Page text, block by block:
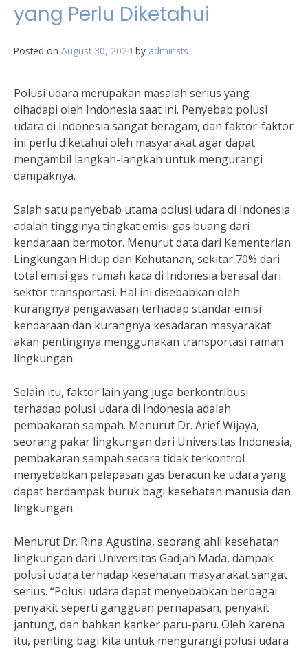
yang Perlu Diketahui
Posted on August 30, 2024 by adminsts
Polusi udara merupakan masalah serius yang
dihadapi oleh Indonesia saat ini. Penyebab polusi
udara di Indonesia sangat beragam, dan faktor-faktor
ini perlu diketahui oleh masyarakat agar dapat
mengambil langkah-langkah untuk mengurangi
dampaknya.
Salah satu penyebab utama polusi udara di Indonesia
adalah tingginya tingkat emisi gas buang dari
kendaraan bermotor. Menurut data dari Kementerian
Lingkungan Hidup dan Kehutanan, sekitar 70% dari
total emisi gas rumah kaca di Indonesia berasal dari
sektor transportasi. Hal ini disebabkan oleh
kurangnya pengawasan terhadap standar emisi
kendaraan dan kurangnya kesadaran masyarakat
akan pentingnya menggunakan transportasi ramah
lingkungan.
Selain itu, faktor lain yang juga berkontribusi
terhadap polusi udara di Indonesia adalah
pembakaran sampah. Menurut Dr. Arief Wijaya,
seorang pakar lingkungan dari Universitas Indonesia,
pembakaran sampah secara tidak terkontrol
menyebabkan pelepasan gas beracun ke udara yang
dapat berdampak buruk bagi kesehatan manusia dan
lingkungan.
Menurut Dr. Rina Agustina, seorang ahli kesehatan
lingkungan dari Universitas Gadjah Mada, dampak
polusi udara terhadap kesehatan masyarakat sangat
serius. “Polusi udara dapat menyebabkan berbagai
penyakit seperti gangguan pernapasan, penyakit
jantung, dan bahkan kanker paru-paru. Oleh karena
itu, penting bagi kita untuk mengurangi polusi udara